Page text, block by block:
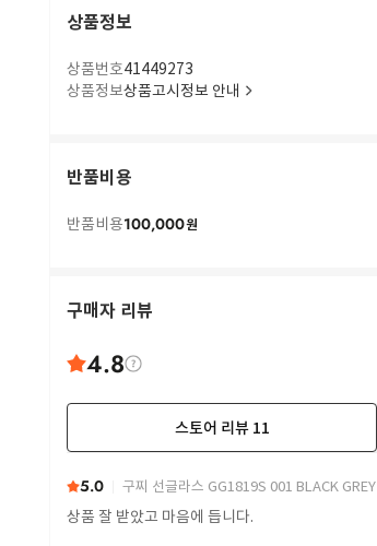
상품정보
상품번호41449273
상품정보상품고시정보 안내
반품비용
반품비용100,000원
구매자 리뷰
4.8
스토어 리뷰 11
5.0 구찌 선글라스 GG1819S 001 BLACK GREY
상품 잘 받았고 마음에 듭니다.